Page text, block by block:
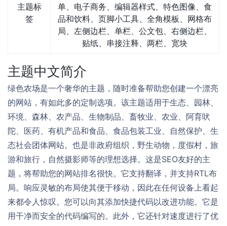
主题标
签
单、电子商务、编辑器样式、特色图像、食
品和饮料、页脚小工具、全角模板、网格布
局、左侧边栏、单栏、公文包、右侧边栏、
贴纸、串接注释、两栏、宽块
主题中文简介
绿色农场是一个奢华的主题，随时准备帮助您创建一个漂亮
的网站，有如此多的定制选项。该主题适用于生态、园林、
环境、森林、农产品、生物制品、畜牧业、农业、阿育吠
陀、医药、有机产品和食品、食品包装工业、自然保护、生
态社会团体网站。也是非政府组织，野生动物，度假村，旅
游和旅行，自然摄影师等的理想选择。这是SEO友好的主
题，将帮助您的网站排名很快。它支持翻译，并支持RTL布
局。响应灵敏的布局使其便于移动，因此在任何设备上看起
来都令人惊叹。您可以向其添加快捷代码以改进功能。它是
用干净而安全的代码编写的。此外，它还针对速度进行了优